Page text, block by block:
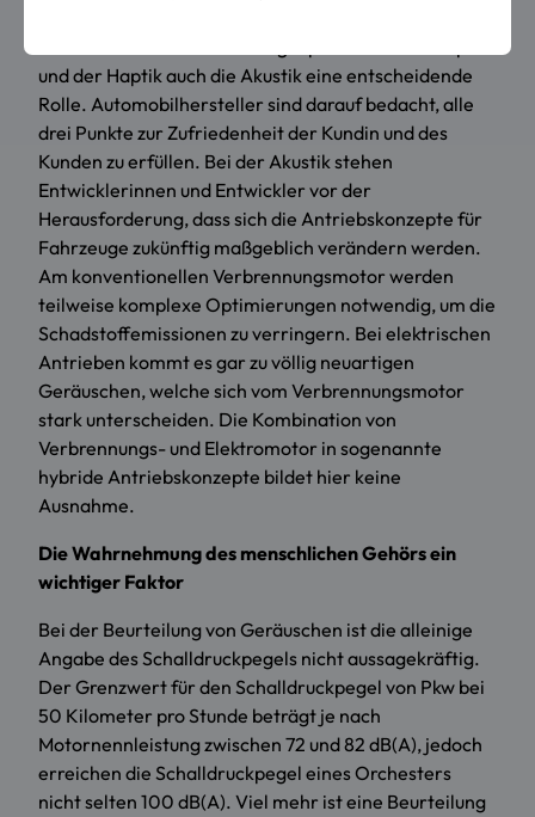
und der Haptik auch die Akustik eine entscheidende
Rolle. Automobilhersteller sind darauf bedacht, alle
drei Punkte zur Zufriedenheit der Kundin und des
Kunden zu erfüllen. Bei der Akustik stehen
Entwicklerinnen und Entwickler vor der
Herausforderung, dass sich die Antriebskonzepte für
Fahrzeuge zukünftig maßgeblich verändern werden.
Am konventionellen Verbrennungsmotor werden
teilweise komplexe Optimierungen notwendig, um die
Schadstoffemissionen zu verringern. Bei elektrischen
Antrieben kommt es gar zu völlig neuartigen
Geräuschen, welche sich vom Verbrennungsmotor
stark unterscheiden. Die Kombination von
Verbrennungs- und Elektromotor in sogenannte
hybride Antriebskonzepte bildet hier keine
Ausnahme.
Die Wahrnehmung des menschlichen Gehörs ein
wichtiger Faktor
Bei der Beurteilung von Geräuschen ist die alleinige
Angabe des Schalldruckpegels nicht aussagekräftig.
Der Grenzwert für den Schalldruckpegel von Pkw bei
50 Kilometer pro Stunde beträgt je nach
Motornennleistung zwischen 72 und 82 dB(A), jedoch
erreichen die Schalldruckpegel eines Orchesters
nicht selten 100 dB(A). Viel mehr ist eine Beurteilung